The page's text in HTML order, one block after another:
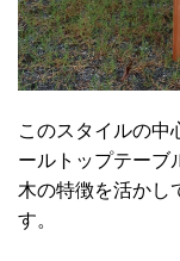
このスタイルの中
ールトップテーブ
木の特徴を活かし
す。